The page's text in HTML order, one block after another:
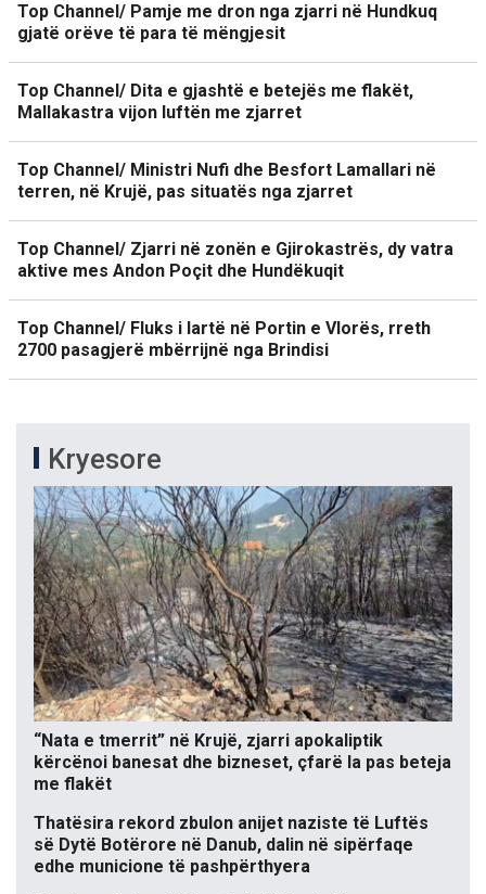
Top Channel/ Pamje me dron nga zjarri në Hundkuq
gjatë orëve të para të mëngjesit
Top Channel/ Dita e gjashtë e betejës me flakët,
Mallakastra vijon luftën me zjarret
Top Channel/ Ministri Nufi dhe Besfort Lamallari në
terren, në Krujë, pas situatës nga zjarret
Top Channel/ Zjarri në zonën e Gjirokastrës, dy vatra
aktive mes Andon Poçit dhe Hundëkuqit
Top Channel/ Fluks i lartë në Portin e Vlorës, rreth
2700 pasagjerë mbërrijnë nga Brindisi
Kryesore
“Nata e tmerrit” në Krujë, zjarri apokaliptik
kërcënoi banesat dhe bizneset, çfarë la pas beteja
me flakët
Thatësira rekord zbulon anijet naziste të Luftës
së Dytë Botërore në Danub, dalin në sipërfaqe
edhe municione të pashpërthyera